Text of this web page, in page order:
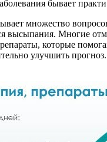
бывает
множество
высыпания. Многие
которые
улучшить